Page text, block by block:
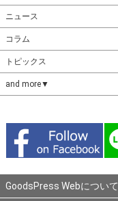
ニュース
コラム
トピックス
and more▼
GoodsPress Webについて